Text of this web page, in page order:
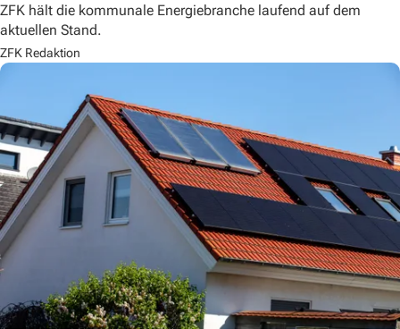
ZFK hält die kommunale Energiebranche laufend auf dem
aktuellen Stand.
ZFK Redaktion